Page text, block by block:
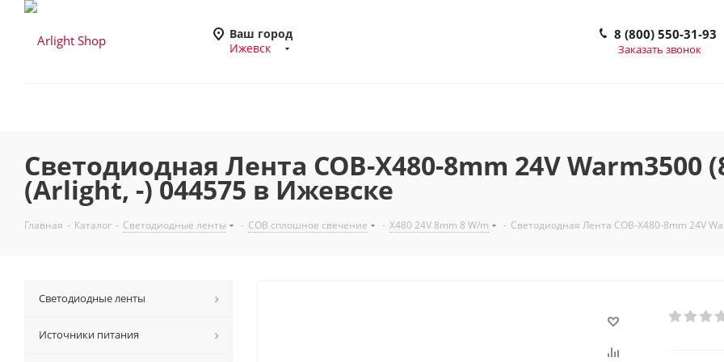
Ваш город
Ижевск
8 (800) 550-31-93
Заказать звонок
Светодиодная Лента COB-X480-8mm 24V Warm3500
(Arlight, -) 044575 в Ижевске
Главная - Каталог - Светодиодные ленты - COB сплошное свечение - X480 24V 8mm 8 W/m - Светодиодная Лента COB-X480-8mm 24V
Светодиодные ленты
Источники питания